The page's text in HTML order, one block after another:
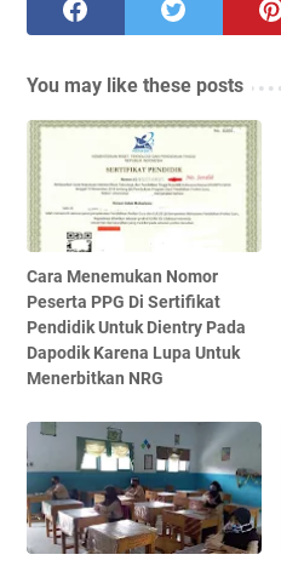
You may like these posts
Cara Menemukan Nomor
Peserta PPG Di Sertifikat
Pendidik Untuk Dientry Pada
Dapodik Karena Lupa Untuk
Menerbitkan NRG